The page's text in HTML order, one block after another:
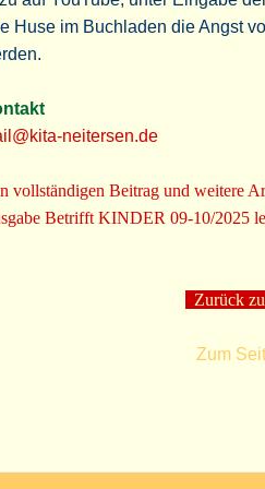
Huse im Buchladen die Angst
neitersen.de
vollständigen Beitrag und weitere
Betrifft KINDER 09-10/2025
Zurück
Zum